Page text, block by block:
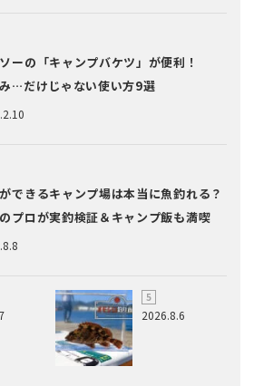
ーの「キャンプバケツ」が便利！
…だけじゃない使い方9選
できるキャンプ場は本当に魚釣れる？
プロが実釣検証＆キャンプ飯も満喫
2026.8.6